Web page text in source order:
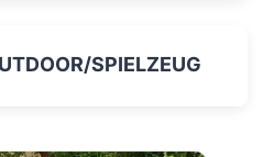
SPIELZEUG